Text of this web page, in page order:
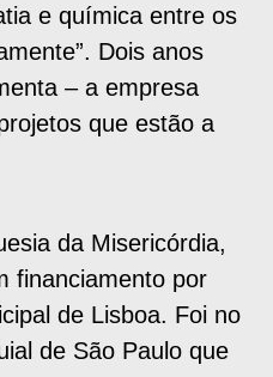
e química entre os
Dois anos
– a empresa
que estão a
da Misericórdia,
financiamento por
de Lisboa. Foi no
de São Paulo que